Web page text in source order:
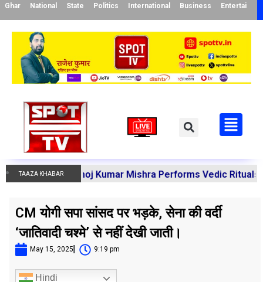
Ghar National State Politics International Business
TAAZA KHABAR
Manoj Kumar Mishra Performs Vedic Rituals for the
CM योगी सपा सांसद पर भड़के, सेना की वर्दी
‘जातिवादी चश्मे’ से नहीं देखी जाती।
May 15, 2025 9:19 pm
Hindi